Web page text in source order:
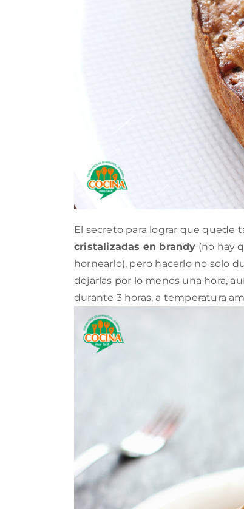
El secreto para lograr que quede
cristalizadas en brandy (no hay
hornearlo), pero hacerlo no solo
dejarlas por lo menos una hora,
durante 3 horas, a temperatura